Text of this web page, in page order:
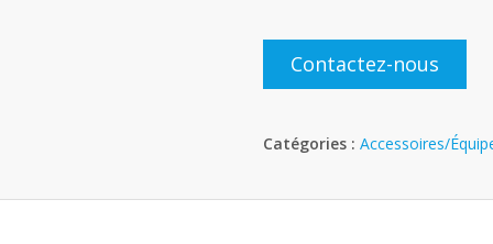
Contactez-nous
Catégories : Accessoires/